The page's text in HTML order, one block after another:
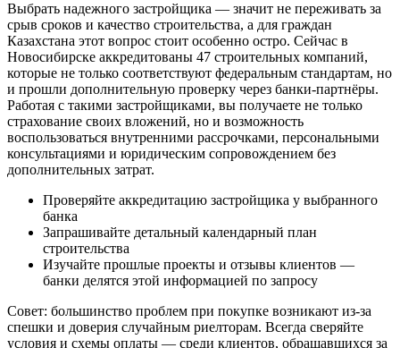
Выбрать надежного застройщика — значит не переживать за
срыв сроков и качество строительства, а для граждан
Казахстана этот вопрос стоит особенно остро. Сейчас в
Новосибирске аккредитованы 47 строительных компаний,
которые не только соответствуют федеральным стандартам, но
и прошли дополнительную проверку через банки-партнёры.
Работая с такими застройщиками, вы получаете не только
страхование своих вложений, но и возможность
воспользоваться внутренними рассрочками, персональными
консультациями и юридическим сопровождением без
дополнительных затрат.
Проверяйте аккредитацию застройщика у выбранного
банка
Запрашивайте детальный календарный план
строительства
Изучайте прошлые проекты и отзывы клиентов —
банки делятся этой информацией по запросу
Совет: большинство проблем при покупке возникают из-за
спешки и доверия случайным риелторам. Всегда сверяйте
условия и схемы оплаты — среди клиентов, обращавшихся за